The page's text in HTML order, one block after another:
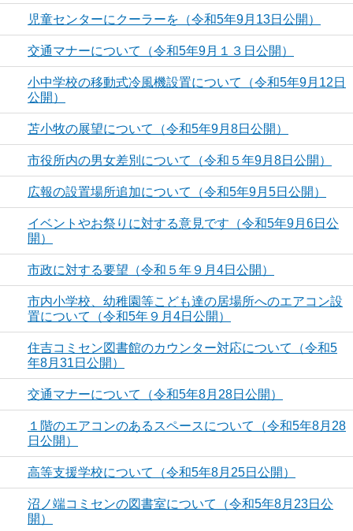
児童センターにクーラーを（令和5年9月13日公開）
交通マナーについて（令和5年9月１３日公開）
小中学校の移動式冷風機設置について（令和5年9月12日
公開）
苫小牧の展望について（令和5年9月8日公開）
市役所内の男女差別について（令和５年9月8日公開）
広報の設置場所追加について（令和5年9月5日公開）
イベントやお祭りに対する意見です（令和5年9月6日公
開）
市政に対する要望（令和５年９月4日公開）
市内小学校、幼稚園等こども達の居場所へのエアコン設
置について（令和5年９月4日公開）
住吉コミセン図書館のカウンター対応について（令和5
年8月31日公開）
交通マナーについて（令和5年8月28日公開）
１階のエアコンのあるスペースについて（令和5年8月28
日公開）
高等支援学校について（令和5年8月25日公開）
沼ノ端コミセンの図書室について（令和5年8月23日公
開）